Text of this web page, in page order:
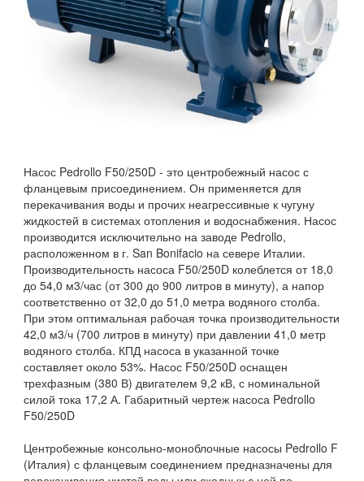
Насос Pedrollo F50/250D - это центробежный насос с
фланцевым присоединением. Он применяется для
перекачивания воды и прочих неагрессивные к чугуну
жидкостей в системах отопления и водоснабжения. Насос
производится исключительно на заводе Pedrollo,
расположенном в г. San Bonifacio на севере Италии.
Производительность насоса F50/250D колеблется от 18,0
до 54,0 м3/час (от 300 до 900 литров в минуту), а напор
соответственно от 32,0 до 51,0 метра водяного столба.
При этом оптимальная рабочая точка производительности
42,0 м3/ч (700 литров в минуту) при давлении 41,0 метр
водяного столба. КПД насоса в указанной точке
составляет около 53%. Насос F50/250D оснащен
трехфазным (380 В) двигателем 9,2 кВ, с номинальной
силой тока 17,2 А. Габаритный чертеж насоса Pedrollo
F50/250D
Центробежные консольно-моноблочные насосы Pedrollo F
(Италия) с фланцевым соединением предназначены для